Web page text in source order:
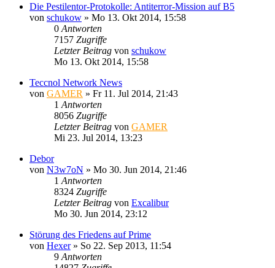
Die Pestilentor-Protokolle: Antiterror-Mission auf B5
von schukow » Mo 13. Okt 2014, 15:58
0 Antworten
7157 Zugriffe
Letzter Beitrag von schukow
Mo 13. Okt 2014, 15:58
Teccnol Network News
von GAMER » Fr 11. Jul 2014, 21:43
1 Antworten
8056 Zugriffe
Letzter Beitrag von GAMER
Mi 23. Jul 2014, 13:23
Debor
von N3w7oN » Mo 30. Jun 2014, 21:46
1 Antworten
8324 Zugriffe
Letzter Beitrag von Excalibur
Mo 30. Jun 2014, 23:12
Störung des Friedens auf Prime
von Hexer» So 22. Sep 2013, 11:54
9 Antworten